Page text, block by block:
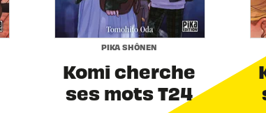
PIKA SHÔNEN
Komi cherche
ses mots T24